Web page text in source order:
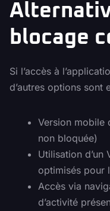
blocage
Si l’accès à
d’autres options sont
Version mobile
non bloquée)
Utilisation d’un
optimisés pour
Accès via
d’activité